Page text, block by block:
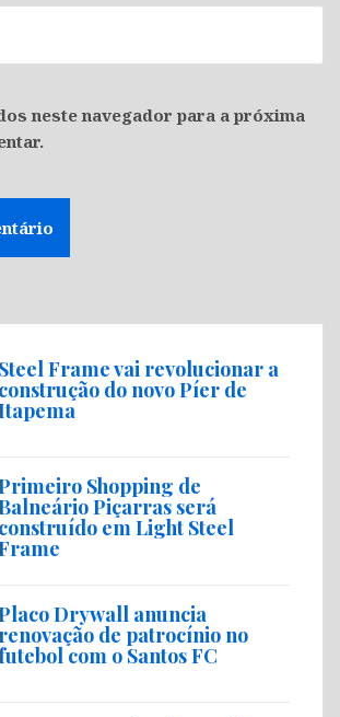
neste navegador para a próxima
Steel Frame vai revolucionar a
construção do novo Píer de
Shopping de
Piçarras será
construído em Light Steel
Drywall anuncia
renovação de patrocínio no
futebol com o Santos FC